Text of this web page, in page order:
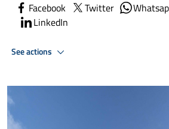
Facebook Twitter
LinkedIn
See actions